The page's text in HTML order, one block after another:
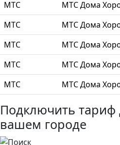
МТС МТС Дома
МТС
МТС Дома
МТС
МТС Дома
МТС
МТС Дома
МТС
МТС Дома
Подключить тариф
вашем городе